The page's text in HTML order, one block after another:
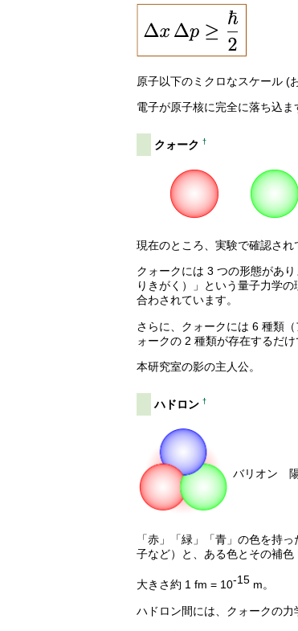
原子以下のミクロなスケール (
電子が原子核に完全に落ち込
クォーク†
現在のところ、実験で確認され
クォークには 3 つの形態があ
りきがく）」という量子力学
合わされています。
さらに、クォークには 6 種類
ォークの 2 種類が存在するだ
本研究室の影の主人公。
ハドロン†
バリオン
「赤」「緑」「青」の色を持
子など）と、ある色とその補
大きさ約 1 fm = 10-15 m。
ハドロン間には、クォークの力